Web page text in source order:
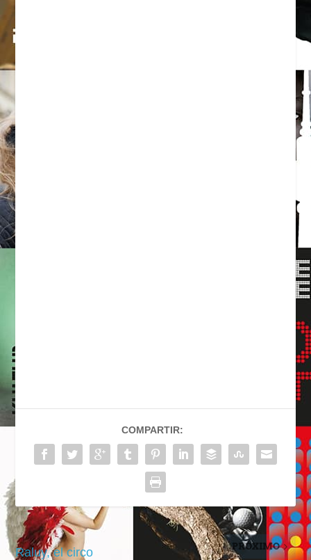
COMPARTIR:
Raluy, el circo PRÓXIMO